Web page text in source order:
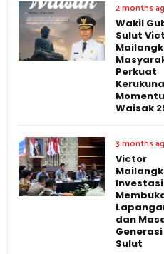
2 months
Wakil
Sulut
Perkuat
Waisak
3 months
Victor
dan
Sulut